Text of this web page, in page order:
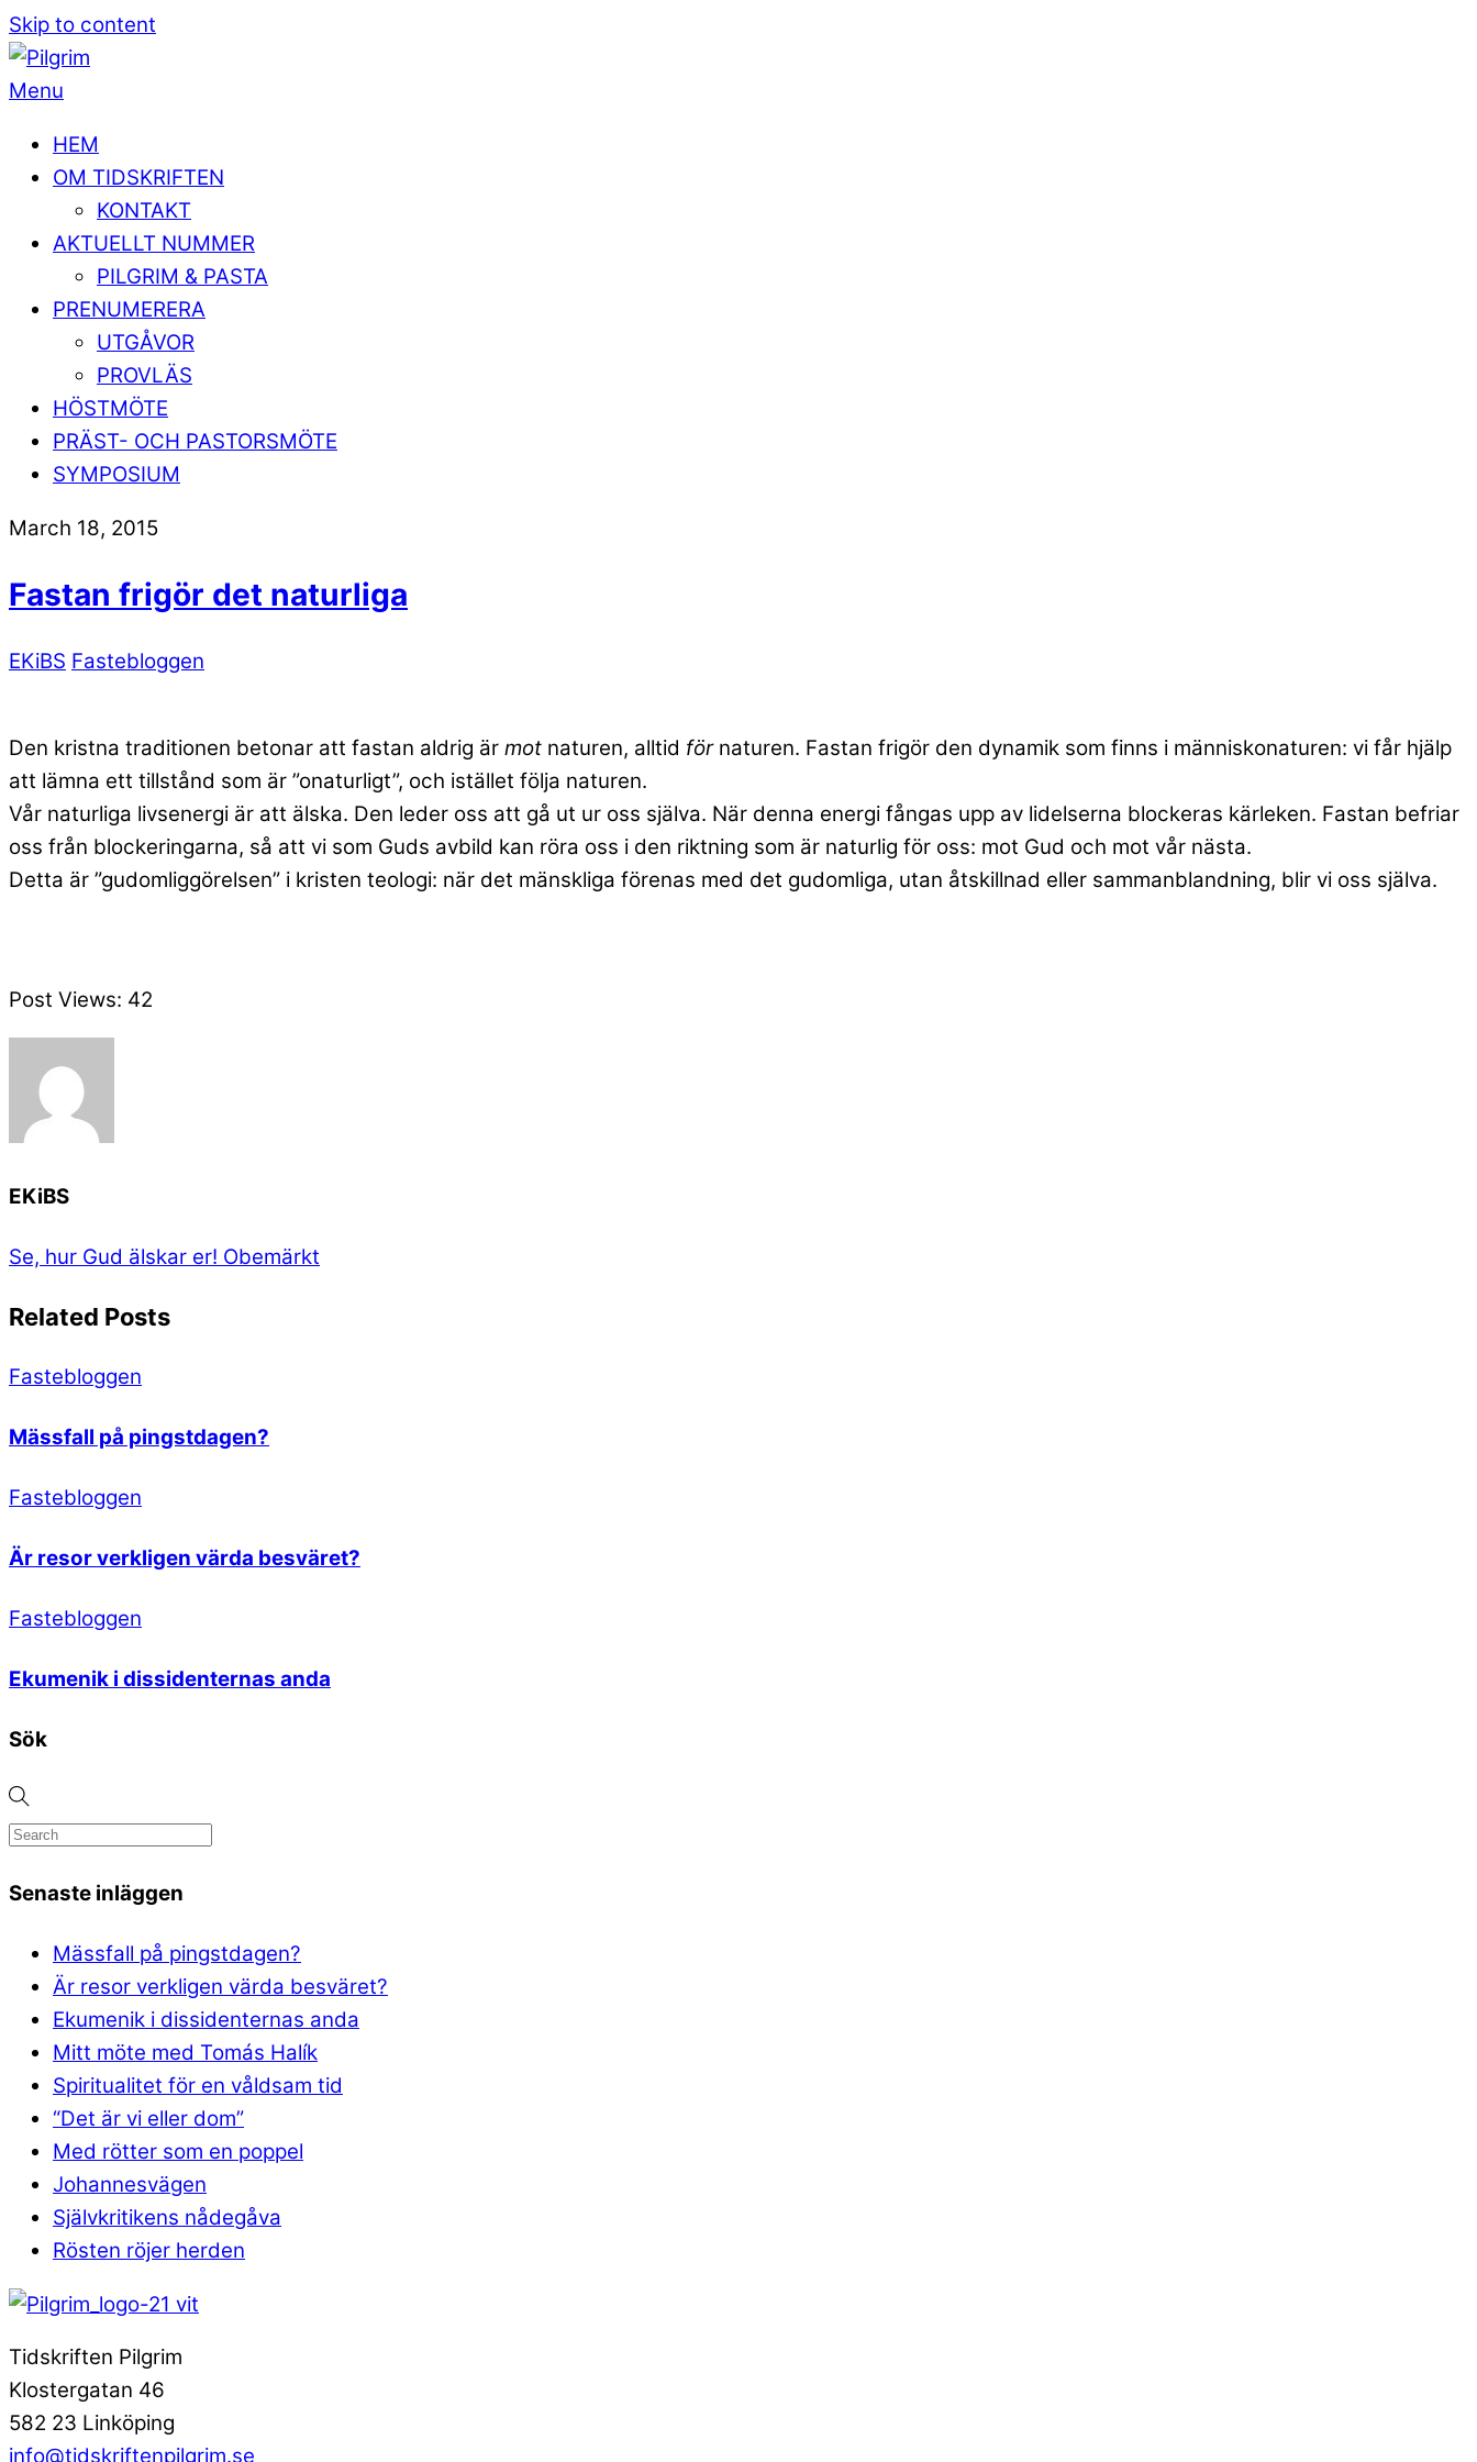
Skip to content
Menu
HEM
OM TIDSKRIFTEN
KONTAKT
AKTUELLT NUMMER
PILGRIM & PASTA
PRENUMERERA
UTGÅVOR
PROVLÄS
HÖSTMÖTE
PRÄST- OCH PASTORSMÖTE
SYMPOSIUM
March 18, 2015
Fastan frigör det naturliga
EKiBS Fastebloggen
Den kristna traditionen betonar att fastan aldrig är mot naturen, alltid förnaturen. Fastan frigör den dynamik som finns i människonaturen: vi får hjälp
att lämna ett tillstånd som är ”onaturligt”, och istället följa naturen.
Vår naturliga livsenergi är att älska. Den leder oss att gå ut ur oss själva. När denna energi fångas upp av lidelserna blockeras kärleken. Fastan befriar
oss från blockeringarna, så att vi som Guds avbild kan röra oss i den riktning som är naturlig för oss: mot Gud och mot vår nästa.
Detta är ”gudomliggörelsen” i kristen teologi: när det mänskliga förenas med det gudomliga, utan åtskillnad eller sammanblandning, blir vi oss själva.
Post Views: 42
EKiBS
Se, hur Gud älskar er! Obemärkt
Related Posts
Fastebloggen
Mässfall på pingstdagen?
Fastebloggen
Är resor verkligen värda besväret?
Fastebloggen
Ekumenik i dissidenternas anda
Sök
Senaste inläggen
Mässfall på pingstdagen?
Är resor verkligen värda besväret?
Ekumenik i dissidenternas anda
Mitt möte med Tomás Halík
Spiritualitet för en våldsam tid
“Det är vi eller dom”
Med rötter som en poppel
Johannesvägen
Självkritikens nådegåva
Rösten röjer herden
Tidskriften Pilgrim
Klostergatan 46
582 23 Linköping
info@tidskriftenpilgrim.se